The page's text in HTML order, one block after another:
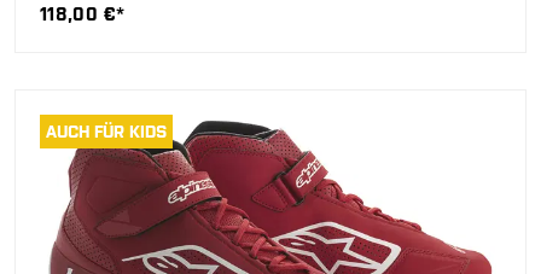
118,00 €*
AUCH FÜR KIDS